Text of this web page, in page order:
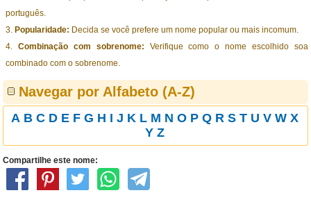
português.
Popularidade: Decida se você prefere um nome popular ou mais incomum.
Combinação com sobrenome: Verifique como o nome escolhido soa
combinado com o sobrenome.
Navegar por Alfabeto (A-Z)
A B C D E F G H I J K L M N O P Q R S T U V W X
Y Z
Compartilhe este nome: